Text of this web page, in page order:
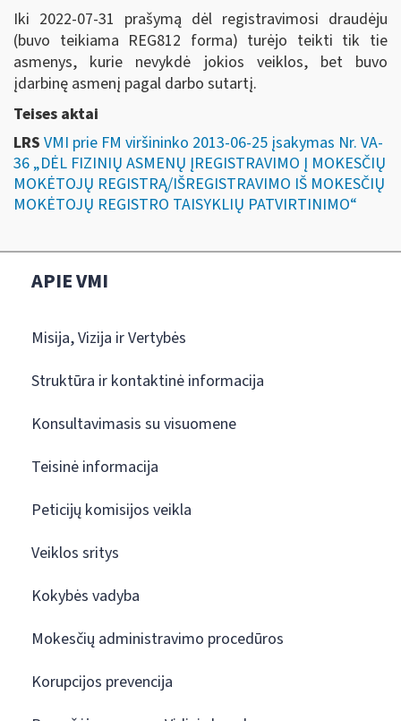
Iki 2022-07-31 prašymą dėl registravimosi draudėju
(buvo teikiama REG812 forma) turėjo teikti tik tie
asmenys, kurie nevykdė jokios veiklos, bet buvo
įdarbinę asmenį pagal darbo sutartį.
Teises aktai
LRS VMI prie FM viršininko 2013-06-25 įsakymas Nr. VA-
36 „DĖL FIZINIŲ ASMENŲ ĮREGISTRAVIMO Į MOKESČIŲ
MOKĖTOJŲ REGISTRĄ/IŠREGISTRAVIMO IŠ MOKESČIŲ
MOKĖTOJŲ REGISTRO TAISYKLIŲ PATVIRTINIMO“
APIE VMI
Misija, Vizija ir Vertybės
Struktūra ir kontaktinė informacija
Konsultavimasis su visuomene
Teisinė informacija
Peticijų komisijos veikla
Veiklos sritys
Kokybės vadyba
Mokesčių administravimo procedūros
Korupcijos prevencija